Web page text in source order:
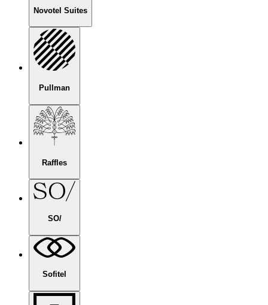
Novotel Suites
Pullman
Raffles
SO/
Sofitel